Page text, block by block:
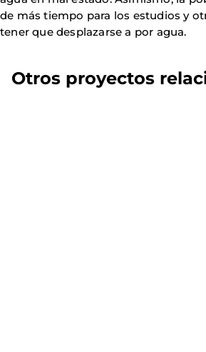
de más tiempo para los estudios y
tener que desplazarse a por agua.
Otros proyectos